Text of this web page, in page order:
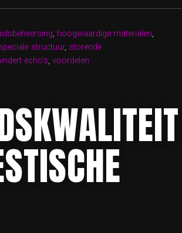
, hoogwaardige materialen,
structuur, storende
echo's, voordelen